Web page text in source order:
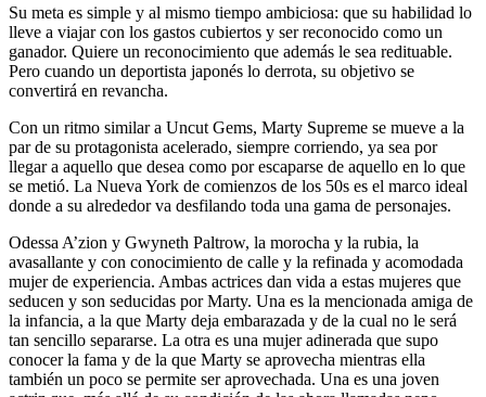
Su meta es simple y al mismo tiempo ambiciosa: que su habilidad lo
lleve a viajar con los gastos cubiertos y ser reconocido como un
ganador. Quiere un reconocimiento que además le sea redituable.
Pero cuando un deportista japonés lo derrota, su objetivo se
convertirá en revancha.
Con un ritmo similar a Uncut Gems, Marty Supreme se mueve a la
par de su protagonista acelerado, siempre corriendo, ya sea por
llegar a aquello que desea como por escaparse de aquello en lo que
se metió. La Nueva York de comienzos de los 50s es el marco ideal
donde a su alrededor va desfilando toda una gama de personajes.
Odessa A’zion y Gwyneth Paltrow, la morocha y la rubia, la
avasallante y con conocimiento de calle y la refinada y acomodada
mujer de experiencia. Ambas actrices dan vida a estas mujeres que
seducen y son seducidas por Marty. Una es la mencionada amiga de
la infancia, a la que Marty deja embarazada y de la cual no le será
tan sencillo separarse. La otra es una mujer adinerada que supo
conocer la fama y de la que Marty se aprovecha mientras ella
también un poco se permite ser aprovechada. Una es una joven